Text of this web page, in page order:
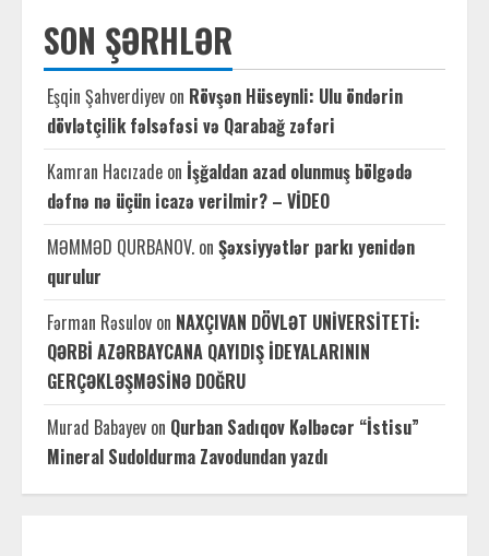
SON ŞƏRHLƏR
Eşqin Şahverdiyev on Rövşən Hüseynli: Ulu öndərin
dövlətçilik fəlsəfəsi və Qarabağ zəfəri
Kamran Hacızade on İşğaldan azad olunmuş bölgədə
dəfnə nə üçün icazə verilmir? – VİDEO
MƏMMƏD QURBANOV. on Şəxsiyyətlər parkı yenidən
qurulur
Fərman Rəsulov on NAXÇIVAN DÖVLƏT UNİVERSİTETİ:
QƏRBİ AZƏRBAYCANA QAYIDIŞ İDEYALARININ
GERÇƏKLƏŞMƏSİNƏ DOĞRU
Murad Babayev on Qurban Sadıqov Kəlbəcər “İstisu”
Mineral Sudoldurma Zavodundan yazdı